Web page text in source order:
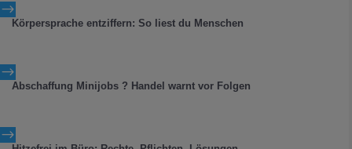
$
Körpersprache entziffern: So liest du Menschen
$
Abschaffung Minijobs ? Handel warnt vor Folgen
$